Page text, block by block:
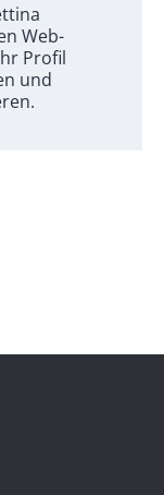
Web-
Profil
und